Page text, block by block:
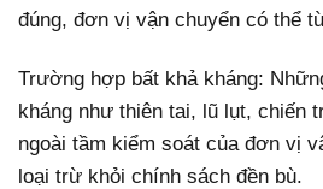
đúng, đơn vị vận chuyển có thể
Trường hợp bất khả kháng:
kháng như thiên tai, lũ lụt, chiến
ngoài tầm kiểm soát của đơn vị
loại trừ khỏi chính sách đền bù.